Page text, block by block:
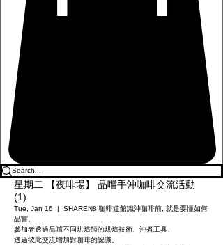
星期二 【夜啡場】 品嚐手沖咖啡交流活動
(1)
Tue, Jan 16
  |
SHAREN8 咖啡道館識沖咖啡前, 就是要懂如何
品嘗。
參加者透過品嚐不同烘焙師的烘焙技術、沖煮工具、
透過彼此交流增加對咖啡的認識。